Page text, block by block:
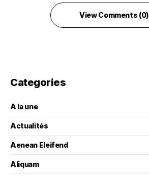
View Comments (0)
Categories
A la une
Actualités
Aenean Eleifend
Aliquam